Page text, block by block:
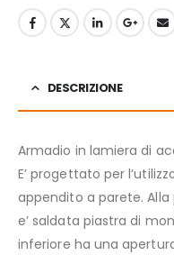
DESCRIZIONE
Armadio in lamiera di
E’ progettato per
appendito a parete.
e’ saldata piastra di
inferiore ha una